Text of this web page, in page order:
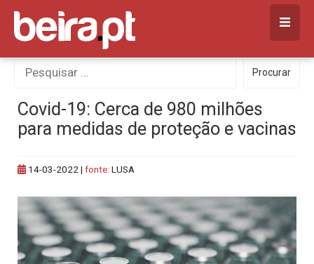
Skip
content
Procurar
por:
Procurar
Covid-19: Cerca de 980 milhões
para medidas de proteção e vacinas
14-03-2022 | fonte: LUSA